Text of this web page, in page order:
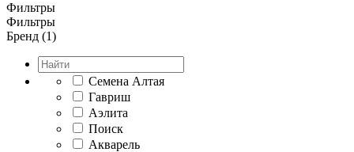
Фильтры
Фильтры
Бренд (1)
Семена Алтая
Гавриш
Аэлита
Поиск
Акварель